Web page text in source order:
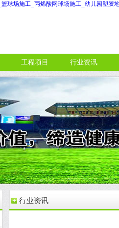
工程项目 行业资讯
行业资讯